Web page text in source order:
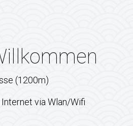
(1200m)
via Wlan/Wifi